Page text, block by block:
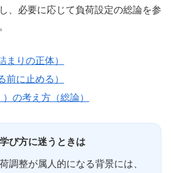
、必要に応じて負荷設定の総論を参
まりの正体）
に止める）
の考え方（総論）
び方に迷うときは
調整が属人的になる背景には、